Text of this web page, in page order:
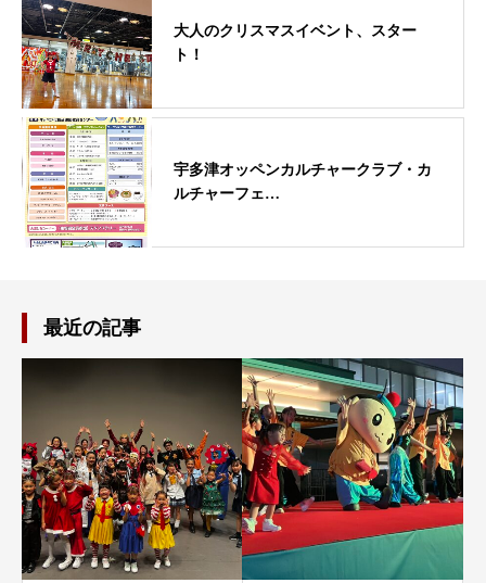
大人のクリスマスイベント、スター
ト！
宇多津オッペンカルチャークラブ・カ
ルチャーフェ…
最近の記事